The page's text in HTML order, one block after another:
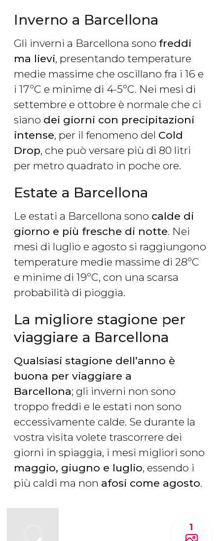
Inverno a Barcellona
Gli inverni a Barcellona sono freddi
ma lievi, presentando temperature
medie massime che oscillano fra i 16 e
i 17ºC e minime di 4-5ºC. Nei mesi di
settembre e ottobre è normale che ci
siano dei giorni con precipitazioni
intense, per il fenomeno del Cold
Drop, che può versare più di 80 litri
per metro quadrato in poche ore.
Estate a Barcellona
Le estati a Barcellona sono calde di
giorno e più fresche di notte. Nei
mesi di luglio e agosto si raggiungono
temperature medie massime di 28ºC
e minime di 19ºC, con una scarsa
probabilità di pioggia.
La migliore stagione per
viaggiare a Barcellona
Qualsiasi stagione dell’anno è
buona per viaggiare a
Barcellona; gli inverni non sono
troppo freddi e le estati non sono
eccessivamente calde. Se durante la
vostra visita volete trascorrere dei
giorni in spiaggia, i mesi migliori sono
maggio, giugno e luglio, essendo i
più caldi ma non afosi come agosto.
1